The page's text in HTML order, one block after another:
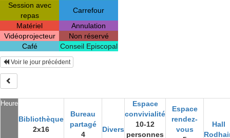
Session avec
repas
Carrefour
Matériel
Annulation
Vidéoprojecteur
Non réservé
Café
Conseil Episcopal
Heure
Bibliothèque
2x16
Bureau
partagé
4
Divers
Espace
convivialité
10-12
personnes
Espace
rendez-
vous
Hall
Voir le jour précédent